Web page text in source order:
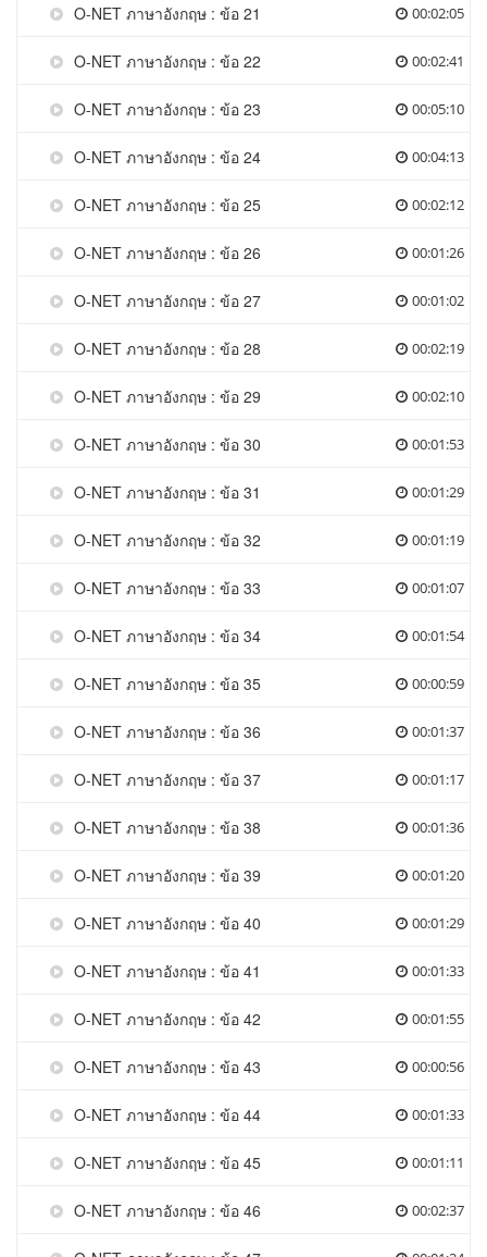
O-NET ภาษาอังกฤษ : ข้อ 21 00:02:05
O-NET ภาษาอังกฤษ : ข้อ 22 00:02:41
O-NET ภาษาอังกฤษ : ข้อ 23 00:05:10
O-NET ภาษาอังกฤษ : ข้อ 24 00:04:13
O-NET ภาษาอังกฤษ : ข้อ 25 00:02:12
O-NET ภาษาอังกฤษ : ข้อ 26 00:01:26
O-NET ภาษาอังกฤษ : ข้อ 27 00:01:02
O-NET ภาษาอังกฤษ : ข้อ 28 00:02:19
O-NET ภาษาอังกฤษ : ข้อ 29 00:02:10
O-NET ภาษาอังกฤษ : ข้อ 30 00:01:53
O-NET ภาษาอังกฤษ : ข้อ 31 00:01:29
O-NET ภาษาอังกฤษ : ข้อ 32 00:01:19
O-NET ภาษาอังกฤษ : ข้อ 33 00:01:07
O-NET ภาษาอังกฤษ : ข้อ 34 00:01:54
O-NET ภาษาอังกฤษ : ข้อ 35 00:00:59
O-NET ภาษาอังกฤษ : ข้อ 36 00:01:37
O-NET ภาษาอังกฤษ : ข้อ 37 00:01:17
O-NET ภาษาอังกฤษ : ข้อ 38 00:01:36
O-NET ภาษาอังกฤษ : ข้อ 39 00:01:20
O-NET ภาษาอังกฤษ : ข้อ 40 00:01:29
O-NET ภาษาอังกฤษ : ข้อ 41 00:01:33
O-NET ภาษาอังกฤษ : ข้อ 42 00:01:55
O-NET ภาษาอังกฤษ : ข้อ 43 00:00:56
O-NET ภาษาอังกฤษ : ข้อ 44 00:01:33
O-NET ภาษาอังกฤษ : ข้อ 45 00:01:11
O-NET ภาษาอังกฤษ : ข้อ 46 00:02:37